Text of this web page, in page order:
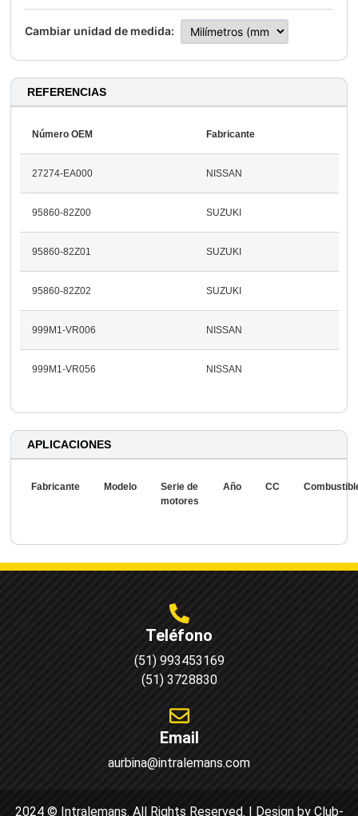
Cambiar unidad de medida:
REFERENCIAS
Número OEM Fabricante
27274-EA000 NISSAN
95860-82Z00 SUZUKI
95860-82Z01 SUZUKI
95860-82Z02 SUZUKI
999M1-VR006 NISSAN
999M1-VR056 NISSAN
APLICACIONES
Fabricante Modelo
Serie de
motores
Año CC
Teléfono
(51) 993453169
(51) 3728830
Email
aurbina@intralemans.com
2024 © Intralemans. All Rights Reserved. | Design by Club-